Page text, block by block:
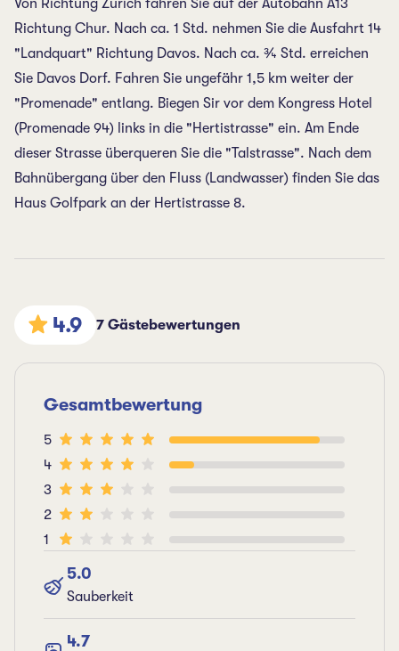
Von Richtung Zürich fahren Sie auf der Autobahn A13
Richtung Chur. Nach ca. 1 Std. nehmen Sie die Ausfahrt 14
"Landquart" Richtung Davos. Nach ca. ¾ Std. erreichen
Sie Davos Dorf. Fahren Sie ungefähr 1,5 km weiter der
"Promenade" entlang. Biegen Sir vor dem Kongress Hotel
(Promenade 94) links in die "Hertistrasse" ein. Am Ende
dieser Strasse überqueren Sie die "Talstrasse". Nach dem
Bahnübergang über den Fluss (Landwasser) finden Sie das
Haus Golfpark an der Hertistrasse 8.
4.9 7 Gästebewertungen
Gesamtbewertung
5
4
3
2
1
5.0
Sauberkeit
4.7